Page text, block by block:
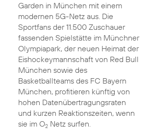
Garden in München mit einem
modernen 5G-Netz aus. Die
Sportfans der 11.500 Zuschauer
fassenden Spielstätte im Münchner
Olympiapark, der neuen Heimat der
Eishockeymannschaft von Red Bull
München sowie des
Basketballteams des FC Bayern
München, profitieren künftig von
hohen Datenübertragungsraten
und kurzen Reaktionszeiten, wenn
sie im O2Netz surfen.